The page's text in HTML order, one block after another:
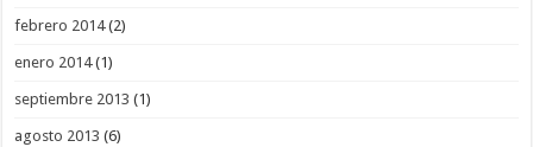
febrero 2014(2)
enero 2014(1)
septiembre 2013 (1)
agosto 2013 (6)